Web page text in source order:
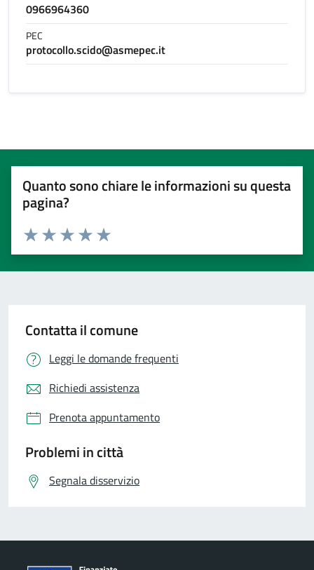
0966964360
PEC
protocollo.scido@asmepec.it
Quanto sono chiare le informazioni su questa
pagina?
Valuta 5 stelle su 5
Valuta 4 stelle su 5
Valuta 3 stelle su 5
Valuta 2 stelle su 5
Valuta 1 stelle su 5
Contatta il comune
Leggi le domande frequenti
Richiedi assistenza
Prenota appuntamento
Problemi in città
Segnala disservizio